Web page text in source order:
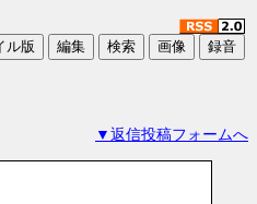
▼返信投稿フォームへ